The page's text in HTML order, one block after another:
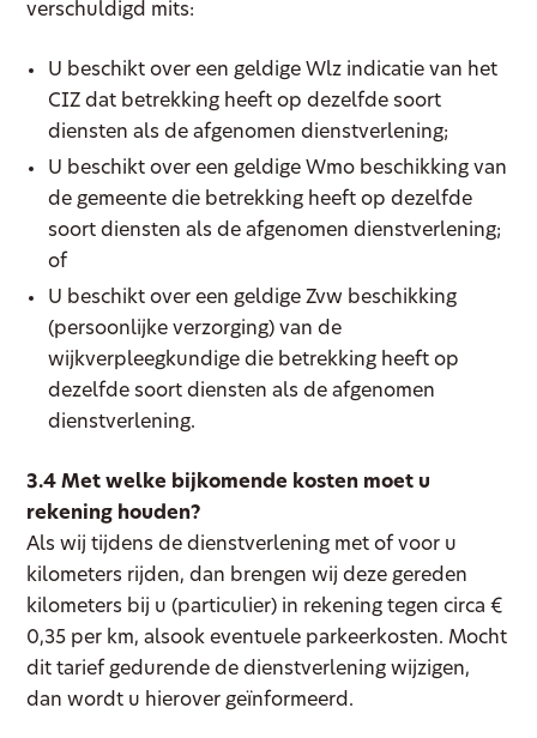
verschuldigd mits:
U beschikt over een geldige Wlz indicatie van het
CIZ dat betrekking heeft op dezelfde soort
diensten als de afgenomen dienstverlening;
U beschikt over een geldige Wmo beschikking van
de gemeente die betrekking heeft op dezelfde
soort diensten als de afgenomen dienstverlening;
of
U beschikt over een geldige Zvw beschikking
(persoonlijke verzorging) van de
wijkverpleegkundige die betrekking heeft op
dezelfde soort diensten als de afgenomen
dienstverlening.
3.4 Met welke bijkomende kosten moet u
rekening houden?
Als wij tijdens de dienstverlening met of voor u
kilometers rijden, dan brengen wij deze gereden
kilometers bij u (particulier) in rekening tegen circa €
0,35 per km, alsook eventuele parkeerkosten. Mocht
dit tarief gedurende de dienstverlening wijzigen,
dan wordt u hierover geïnformeerd.